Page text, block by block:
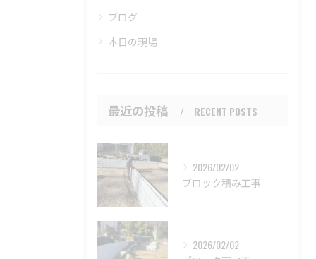
ブログ
本日の現場
最近の投稿 RECENT POSTS
2026/02/02
ブロック積み工事
2026/02/02